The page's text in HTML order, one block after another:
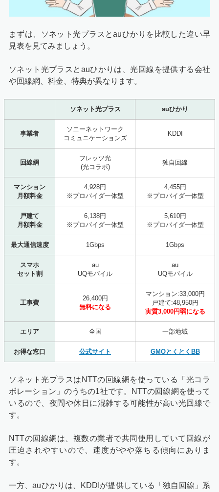
まずは、ソネット光プラスとauひかりを比較した違い早
見表を見てみましょう。
ソネット光プラスとauひかりは、光回線を提供する会社
や回線網、料金、特典が異なります。
ソネット光プラス auひかり
事業者
ソニーネットワーク
コミュニケーションズ
KDDI
回線網
フレッツ光
(光コラボ)
独自回線
マンション
月額料金
4,928円
※プロバイダ一体型
4,455円
※プロバイダ一体型
戸建て
月額料金
6,138円
※プロバイダ一体型
5,610円
※プロバイダ一体型
最大通信速度 1Gbps 1Gbps
スマホ
セット割
au
UQモバイル
au
UQモバイル
工事費
26,400円
無料になる
マンション:33,000円
戸建て:48,950円
実質3,000円弱になる
エリア 全国 一部地域
お得な窓口 公式サイト GMOとくとくBB
ソネット光プラスはNTTの回線網を使っている「光コラ
ボレーション」のうちの1社です。NTTの回線網を使って
いるので、夜間や休日に混雑する可能性が高い光回線で
す。
NTTの回線網は、複数の業者で共同使用していて回線が
圧迫されやすいので、速度がやや落ちる傾向にありま
す。
一方、auひかりは、KDDIが提供している「独自回線」系